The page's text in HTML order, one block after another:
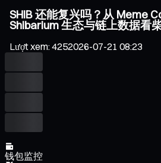
SHIB 还能复兴吗？从 Meme
Shibarium 生态与链上数据看
Lượt xem:4252026-07-21 08:23
钱包监控